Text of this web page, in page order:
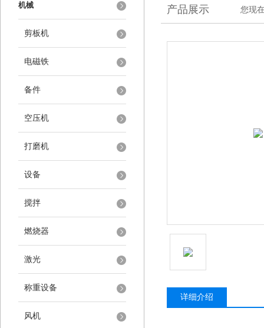
机械
剪板机
电磁铁
备件
空压机
打磨机
设备
搅拌
燃烧器
激光
称重设备
风机
产品展示 您现
详细介绍